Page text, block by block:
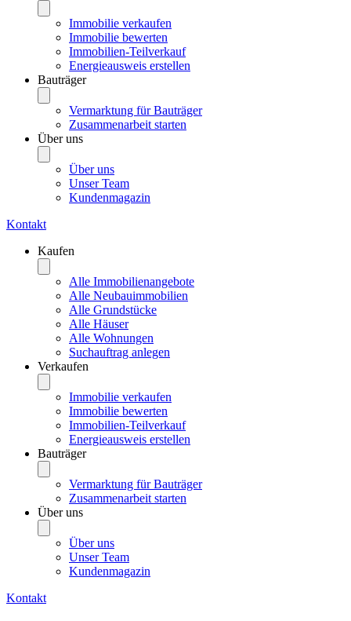
Immobilie verkaufen
Immobilie bewerten
Immobilien-Teilverkauf
Energieausweis erstellen
Bauträger
Vermarktung für Bauträger
Zusammenarbeit starten
Über uns
Über uns
Unser Team
Kundenmagazin
Kontakt
Kaufen
Alle Immobilienangebote
Alle Neubauimmobilien
Alle Grundstücke
Alle Häuser
Alle Wohnungen
Suchauftrag anlegen
Verkaufen
Immobilie verkaufen
Immobilie bewerten
Immobilien-Teilverkauf
Energieausweis erstellen
Bauträger
Vermarktung für Bauträger
Zusammenarbeit starten
Über uns
Über uns
Unser Team
Kundenmagazin
Kontakt